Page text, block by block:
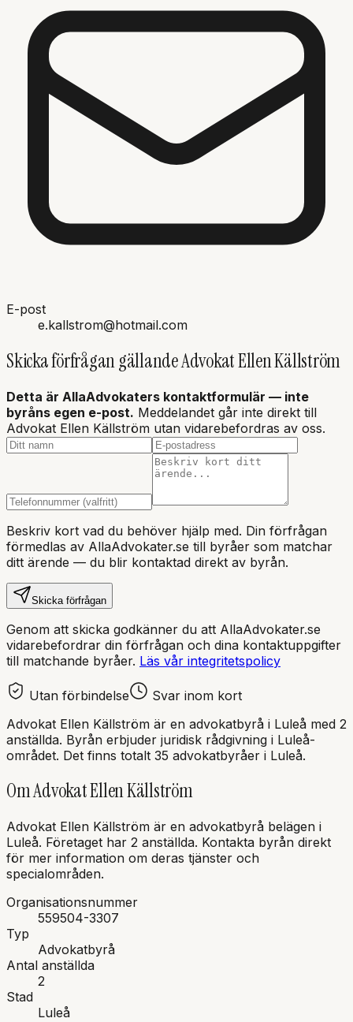
E-post
e.kallstrom@hotmail.com
Skicka förfrågan gällandeAdvokat Ellen Källström
Detta är AllaAdvokaters kontaktformulär — inte
byråns egen e-post. Meddelandet går inte direkt till
Advokat Ellen Källström utan vidarebefordras av oss.
Beskriv kort vad du behöver hjälp med. Din förfrågan
förmedlas av AllaAdvokater.se till byråer som matchar
ditt ärende — du blir kontaktad direkt av byrån.
Skicka förfrågan
Genom att skicka godkänner du att AllaAdvokater.se
vidarebefordrar din förfrågan och dina kontaktuppgifter
till matchande byråer. Läs vår integritetspolicy
Utan förbindelse
Svar inom kort
Advokat Ellen Källström är en advokatbyrå i Luleå med 2
anställda. Byrån erbjuder juridisk rådgivning i Luleå-
området. Det finns totalt 35 advokatbyråer i Luleå.
OmAdvokat Ellen Källström
Advokat Ellen Källström är en advokatbyrå belägen i
Luleå. Företaget har 2 anställda. Kontakta byrån direkt
för mer information om deras tjänster och
specialområden.
Organisationsnummer
559504-3307
Typ
Advokatbyrå
Antal anställda
2
Stad
Luleå